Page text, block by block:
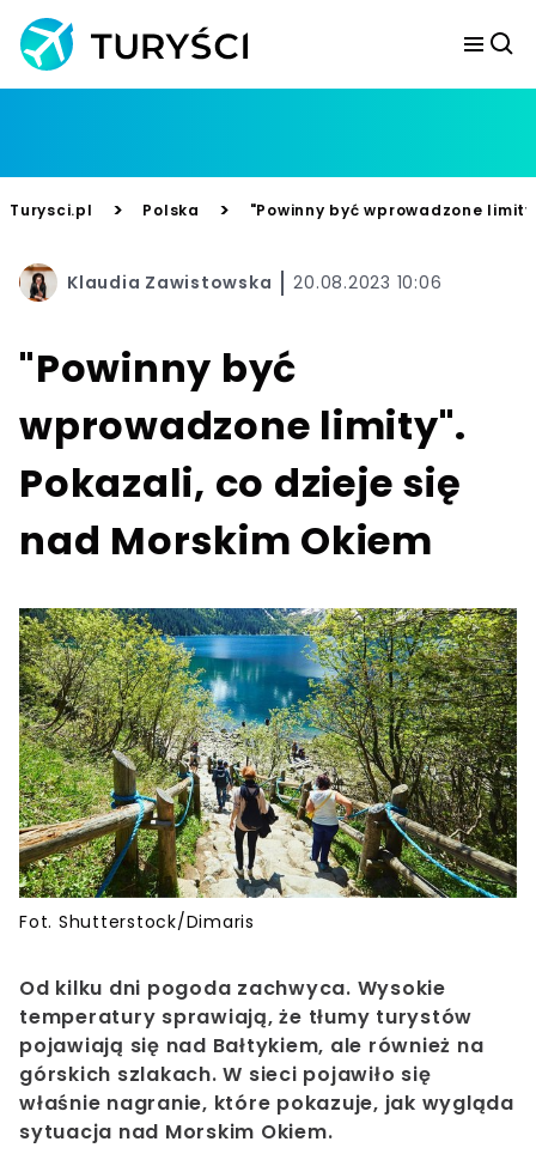
Turysci.pl > Polska > "Powinny być wprowadzone
Klaudia Zawistowska 20.08.2023 10:06
"Powinny być
wprowadzone limity".
Pokazali, co dzieje się
nad Morskim Okiem
Fot. Shutterstock/Dimaris
Od kilku dni pogoda zachwyca. Wysokie
temperatury sprawiają, że tłumy turystów
pojawiają się nad Bałtykiem, ale również na
górskich szlakach. W sieci pojawiło się
właśnie nagranie, które pokazuje, jak wygląda
sytuacja nad Morskim Okiem.